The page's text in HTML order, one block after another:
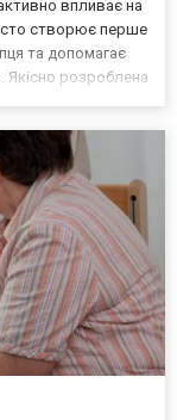
впливає на
створює перше
та допомагає
Якісно розроблена